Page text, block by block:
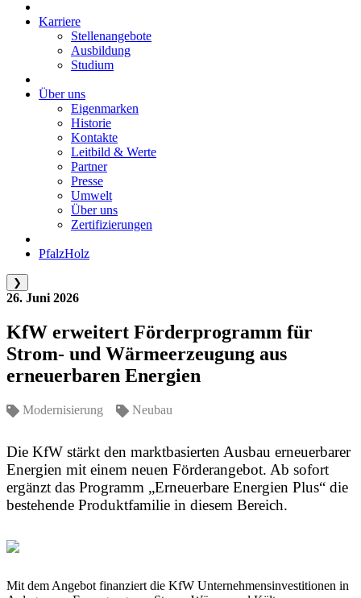
Karriere
Stellenangebote
Ausbildung
Studium
Über uns
Eigenmarken
Historie
Kontakte
Leitbild & Werte
Partner
Presse
Umwelt
Über uns
Zertifizierungen
PfalzHolz
❯
26. Juni 2026
KfW erweitert Förderprogramm für
Strom- und Wärmeerzeugung aus
erneuerbaren Energien
Modernisierung Neubau
Die KfW stärkt den marktbasierten Ausbau erneuerbarer
Energien mit einem neuen Förderangebot. Ab sofort
ergänzt das Programm „Erneuerbare Energien Plus“ die
bestehende Produktfamilie in diesem Bereich.
Mit dem Angebot finanziert die KfW Unternehmensinvestitionen in